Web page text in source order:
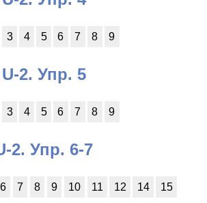
3 4 5 6 7 8 9
U-2. Упр. 5
3 4 5 6 7 8 9
2. Упр. 6-7
6 7 8 9 10 11 12 14 15